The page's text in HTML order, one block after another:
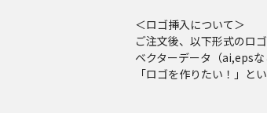
＜ロゴ挿入について＞
ご注文後、以下形式のロ
ベクターデータ（ai,eps
「ロゴを作りたい！」と